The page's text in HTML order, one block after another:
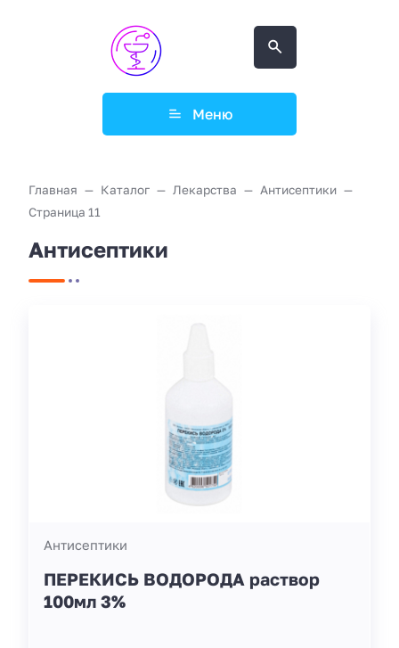
Меню
Главная Каталог Лекарства
Антисептики
Страница 11
Антисептики
Антисептики
ПЕРЕКИСЬ ВОДОРОДА раствор
100мл 3%